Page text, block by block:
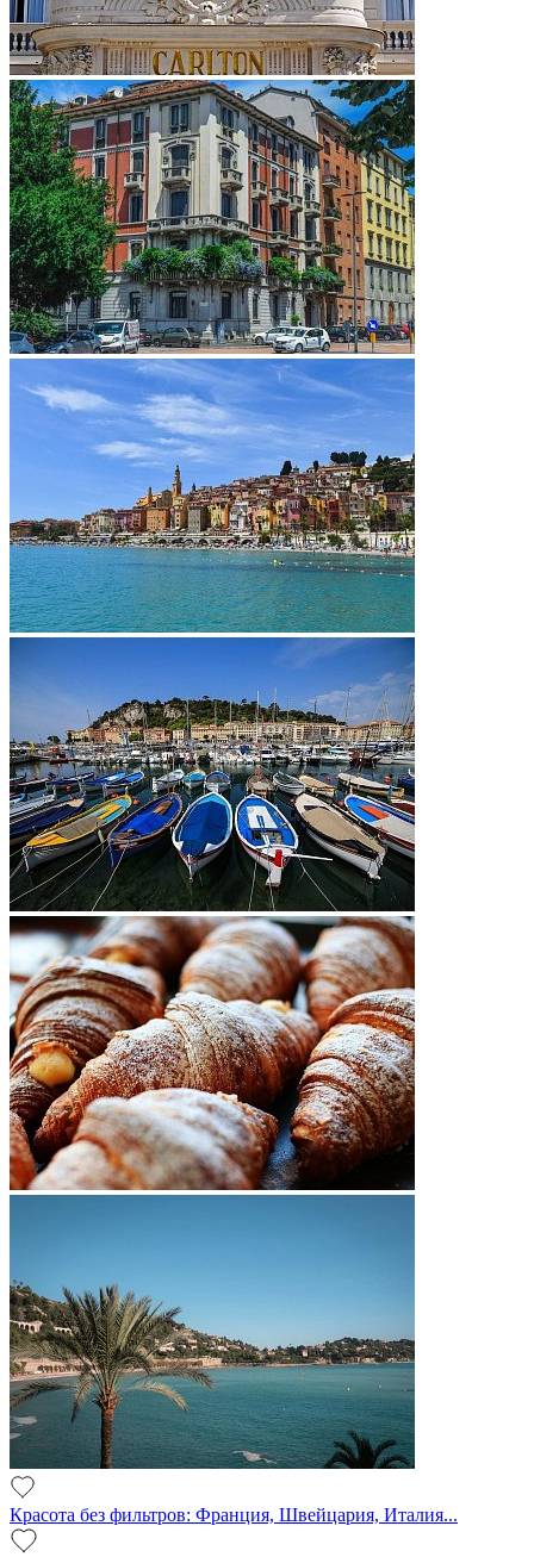
Красота без фильтров: Франция, Швейцария, Италия...